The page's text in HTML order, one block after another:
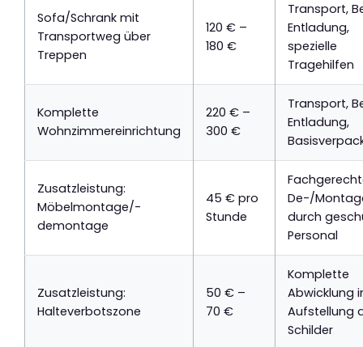
Sofa/Schrank mit
Transportweg über
Treppen
120 € –
180 €
Transport,
Entladung,
spezielle
Tragehilfen
Komplette
Wohnzimmereinrichtung
220 € –
300 €
Transport,
Entladung,
Zusatzleistung:
Möbelmontage/-
demontage
45 € pro
Stunde
De-/
durch
Personal
Zusatzleistung:
Halteverbotszone
50 € –
70 €
Komplette
Abwicklung
Aufstellung
Schilder